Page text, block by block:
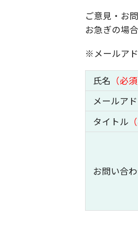
ご意見・お
お急ぎの場
※メールアド
氏名 （必須
メールア
タイトル
お問い合